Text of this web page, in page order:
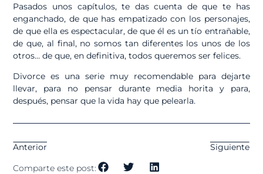
Pasados unos capítulos, te das cuenta de que te has
enganchado, de que has empatizado con los personajes,
de que ella es espectacular, de que él es un tío entrañable,
de que, al final, no somos tan diferentes los unos de los
otros… de que, en definitiva, todos queremos ser felices.
Divorce es una serie muy recomendable para dejarte
llevar, para no pensar durante media horita y para,
después, pensar que la vida hay que pelearla.
Anterior
Siguiente
Comparte este post: